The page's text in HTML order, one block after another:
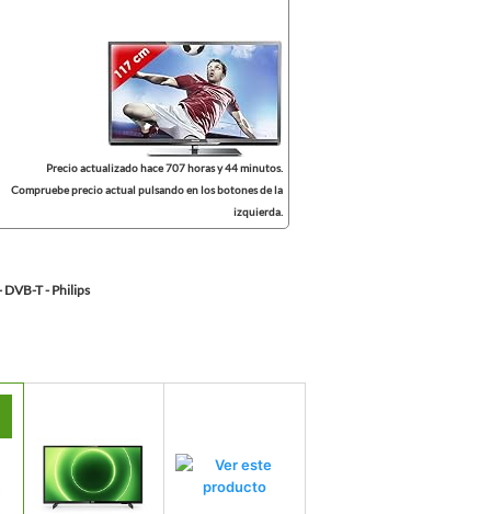
Precio actualizado hace 707 horas y 44 minutos.
Compruebe precio actual pulsando en los botones de la
izquierda.
DVB-T - Philips